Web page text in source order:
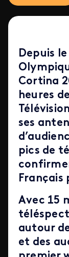
Depuis
Cortina
heures
ses
pics de
Français
Avec 15
autour
et des